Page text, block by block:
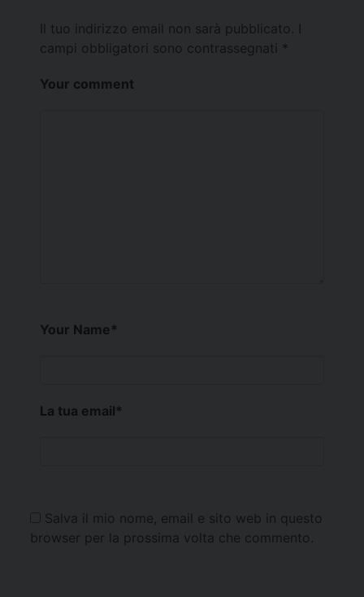
Il tuo indirizzo email non sarà pubblicato.
campi obbligatori sono contrassegnati *
Your comment
Your Name*
La tua email*
Salva il mio nome, email e sito web in questo
browser per la prossima volta che commento.